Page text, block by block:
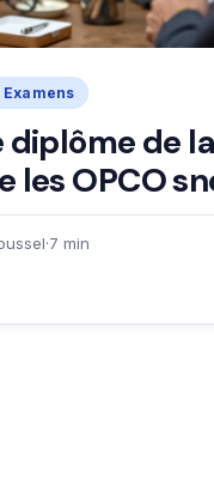
diplôme de
les OPCO
·7 min